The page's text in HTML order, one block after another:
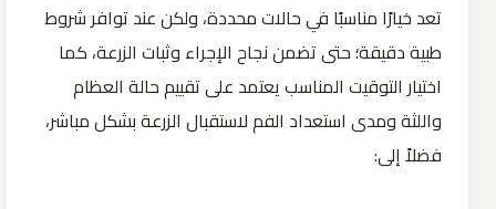
تعد خيارًا مناسبًا في حالات محددة، ولكن عند توافر شروط
طبية دقيقة؛ حتى تضمن نجاح الإجراء وثبات الزرعة، كما
اختيار التوقيت المناسب يعتمد على تقييم حالة العظام
واللثة ومدى استعداد الفم لاستقبال الزرعة بشكل مباشر،
فضلاً إلى: